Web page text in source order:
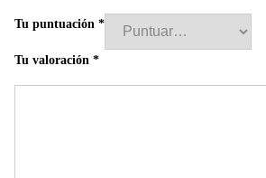
Tu puntuación *
Tu valoración *